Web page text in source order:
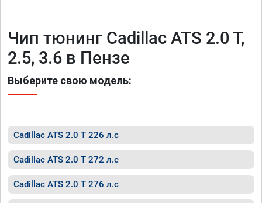
Чип тюнинг Cadillac ATS 2.0 T,
2.5, 3.6 в Пензе
Выберите свою модель:
Cadillac ATS 2.0 T 226 л.с
Cadillac ATS 2.0 T 272 л.с
Cadillac ATS 2.0 T 276 л.с